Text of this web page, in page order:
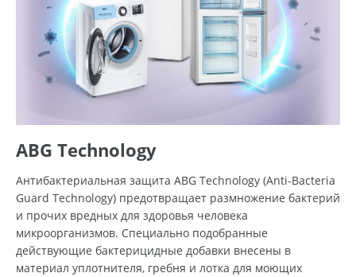
ABG Technology
Антибактериальная защита ABG Technology (Anti-Bacteria
Guard Technology) предотвращает размножение бактерий
и прочих вредных для здоровья человека
микроорганизмов. Специально подобранные
действующие бактерицидные добавки внесены в
материал уплотнителя, гребня и лотка для моющих